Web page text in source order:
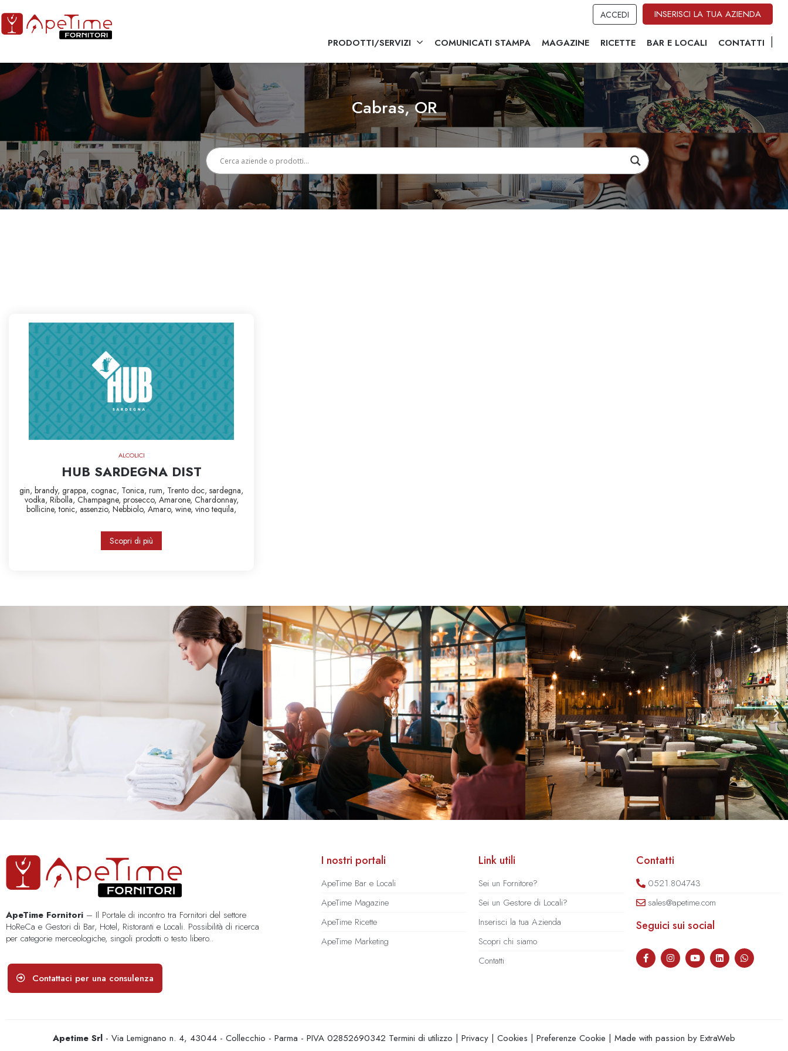
ACCEDI INSERISCI LA TUA AZIENDA
PRODOTTI/SERVIZI COMUNICATI STAMPA MAGAZINE RICETTE BAR E LOCALI CONTATTI
Cabras, OR
ALCOLICI
HUB SARDEGNA DIST
gin, brandy, grappa, cognac, Tonica, rum, Trento doc, sardegna,
vodka, Ribolla, Champagne, prosecco, Amarone, Chardonnay,
bollicine,tonic, assenzio, Nebbiolo, Amaro, wine, vinotequila,
Scopri di più
ApeTime Fornitori – Il Portale di incontro tra Fornitori del settore
HoReCa e Gestori di Bar, Hotel, Ristoranti e Locali. Possibilità di ricerca
per categorie merceologiche, singoli prodotti o testo libero..
Contattaci per una consulenza
I nostri portali
ApeTime Bar e Locali
ApeTime Magazine
ApeTime Ricette
ApeTime Marketing
Link utili
Sei un Fornitore?
Sei un Gestore di Locali?
Inserisci la tua Azienda
Scopri chi siamo
Contatti
Contatti
0521.804743
sales@apetime.com
Seguici sui social
Apetime Srl - Via Lemignano n. 4, 43044 - Collecchio - Parma - PIVA 02852690342 Termini di utilizzo | Privacy | Cookies | Preferenze Cookie | Made with passion by ExtraWeb